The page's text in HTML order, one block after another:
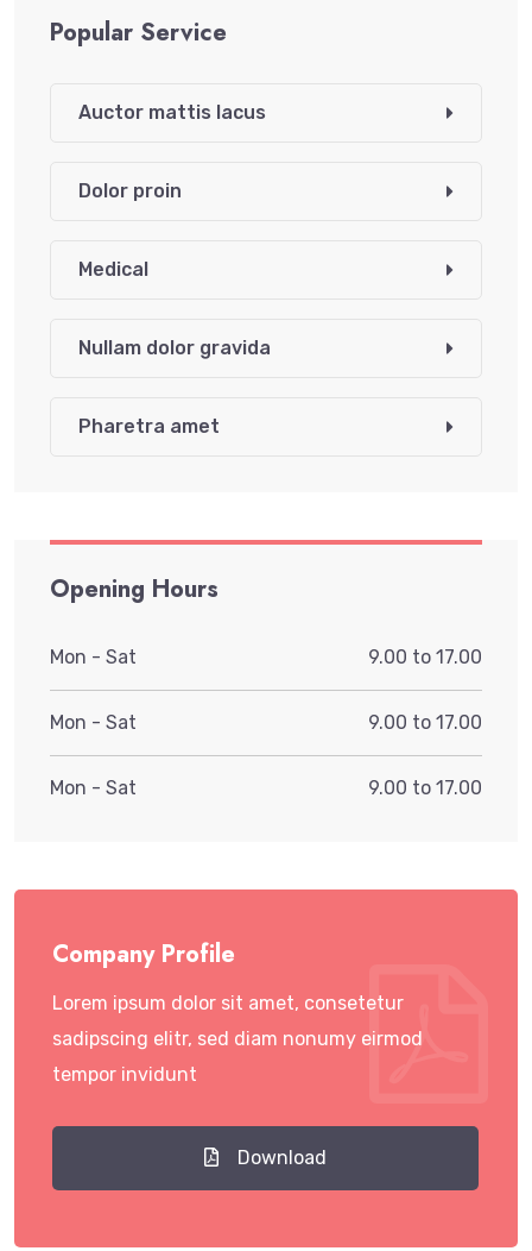
Popular Service
Auctor mattis lacus
Dolor proin
Medical
Nullam dolor gravida
Pharetra amet
Opening Hours
Mon - Sat 9.00 to 17.00
Mon - Sat 9.00 to 17.00
Mon - Sat 9.00 to 17.00
Company Profile
Lorem ipsum dolor sit amet, consetetur
sadipscing elitr, sed diam nonumy eirmod
tempor invidunt
Download